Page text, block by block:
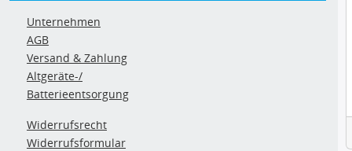
Unternehmen
AGB
Versand & Zahlung
Altgeräte-/
Batterieentsorgung
Widerrufsrecht
Widerrufsformular